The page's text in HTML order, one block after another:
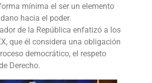
mínima el ser un elemento
hacia el poder.
de la República enfatizó a los
que él considera una obligación
democrático, el respeto
Derecho.